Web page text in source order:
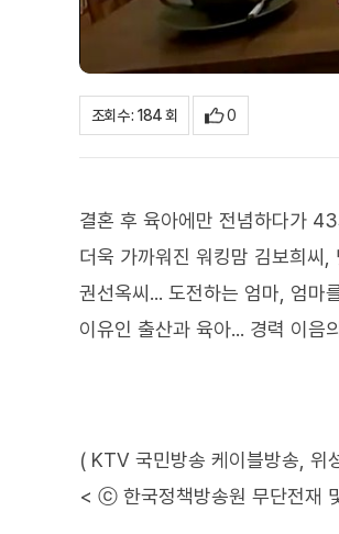
조회수 : 184 회 0
결혼 후 육아에만 전념하다가
더욱 가까워진 워킹맘 김보희씨
권선옥씨... 도전하는 엄마, 엄마
이유인 출산과 육아... 경력 이음
( KTV 국민방송 케이블방송, 위
< ⓒ 한국정책방송원 무단전재